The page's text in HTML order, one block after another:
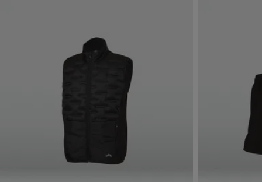
Skip to next section